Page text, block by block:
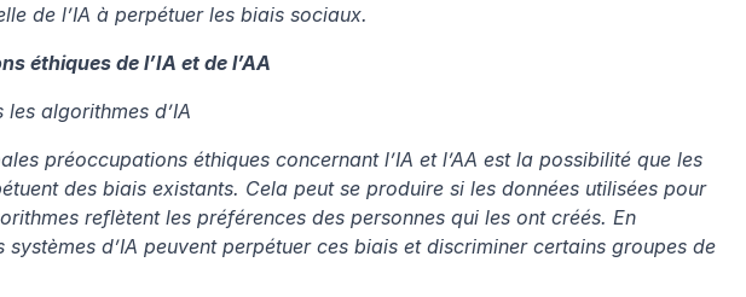
de l’IA à perpétuer les biais sociaux.
éthiques de l’IA et de l’AA
algorithmes d’IA
préoccupations éthiques concernant l’IA et l’AA est la possibilité que les
des biais existants. Cela peut se produire si les données utilisées pour
reflètent les préférences des personnes qui les ont créés. En
systèmes d’IA peuvent perpétuer ces biais et discriminer certains groupes de